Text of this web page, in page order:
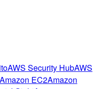
AWS Security HubAWS
Amazon EC2Amazon